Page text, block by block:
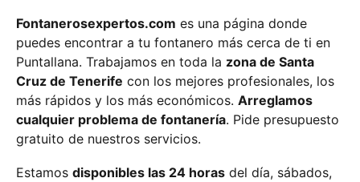
Fontanerosexpertos.com es una página donde
puedes encontrar a tu fontanero más cerca de ti en
Puntallana. Trabajamos en toda la zona de Santa
Cruz de Tenerife con los mejores profesionales, los
más rápidos y los más económicos. Arreglamos
cualquier problema de fontanería. Pide presupuesto
gratuito de nuestros servicios.
Estamos disponibles las 24 horas del día, sábados,